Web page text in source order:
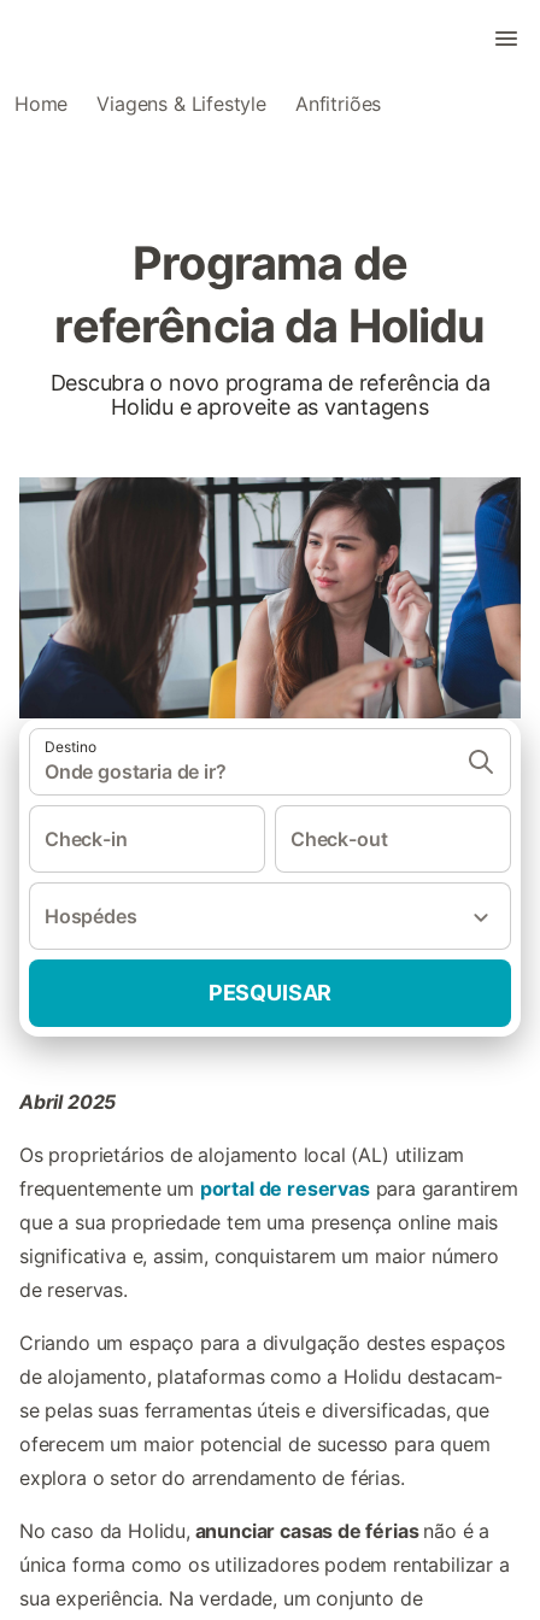
Home Viagens & Lifestyle Anfitriões
Programa de
referência da Holidu
Descubra o novo programa de referência da
Holidu e aproveite as vantagens
Destino
Onde gostaria de ir?
Check-in Check-out
Hospédes
PESQUISAR
Abril 2025
Os proprietários de alojamento local (AL) utilizam
frequentemente um portal de reservas para garantirem
que a sua propriedade tem uma presença online mais
significativa e, assim, conquistarem um maior número
de reservas.
Criando um espaço para a divulgação destes espaços
de alojamento, plataformas como a Holidu destacam-
se pelas suas ferramentas úteis e diversificadas, que
oferecem um maior potencial de sucesso para quem
explora o setor do arrendamento de férias.
No caso da Holidu, anunciar casas de férias não é a
única forma como os utilizadores podem rentabilizar a
sua experiência. Na verdade, um conjunto de